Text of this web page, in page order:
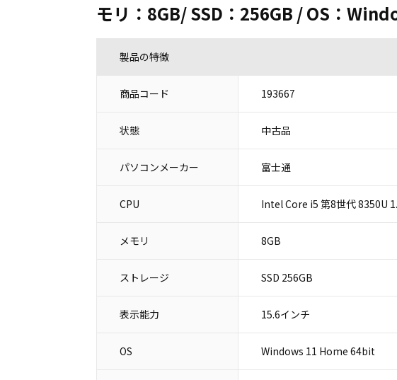
モリ：8GB/ SSD：256GB / OS：
製品の特徴
商品コード 193667
状態 中古品
パソコンメーカー 富士通
CPU Intel Core i5 第8世代 8350U
メモリ 8GB
ストレージ SSD 256GB
表示能力 15.6インチ
OS Windows 11 Home 64bit